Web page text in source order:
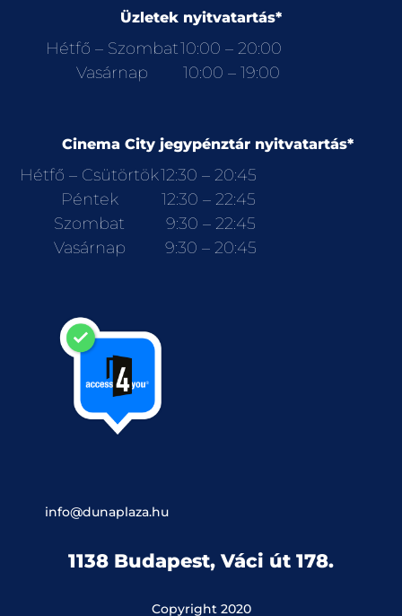
Üzletek nyitvatartás*
Hétfő – Szombat10:00 – 20:00
Vasárnap
10:00 – 19:00
Cinema City jegypénztár nyitvatartás*
Hétfő – Csütörtök12:30 – 20:45
Péntek
12:30 – 22:45
Szombat
9:30 – 22:45
Vasárnap
9:30 – 20:45
info@dunaplaza.hu
1138 Budapest, Váci út 178.
Copyright 2020